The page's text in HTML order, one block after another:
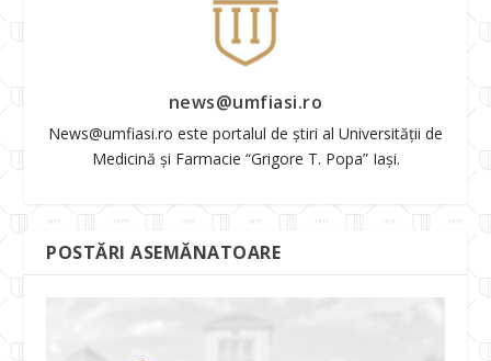
news@umfiasi.ro
News@umfiasi.ro este portalul de știri al Universității de
Medicină și Farmacie “Grigore T. Popa” Iași.
POSTĂRI ASEMĂNATOARE